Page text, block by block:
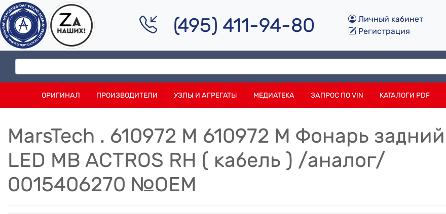
(495) 411-94-80
Личный кабинет
Регистрация
ОРИГИНАЛ ПРОИЗВОДИТЕЛИ УЗЛЫ И АГРЕГАТЫ МЕДИАТЕКА ЗАПРОС ПО VIN КАТАЛОГИ PDF
MarsTech . 610972 M 610972 M Фонарь задний
LED MB ACTROS RH ( кабель ) /аналог/
0015406270 №ОЕМ